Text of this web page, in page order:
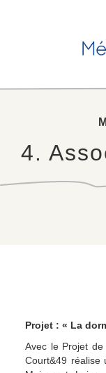
4.
Projet : « La
Avec le Projet
Court&49 réalise